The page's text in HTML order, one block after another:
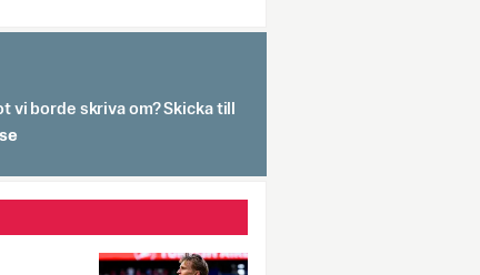
vi borde skriva om? Skicka till